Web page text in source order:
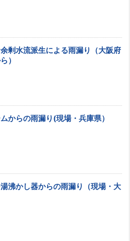
剰水流派生による雨漏り（大阪府
）
からの雨漏り(現場・兵庫県）
沸かし器からの雨漏り（現場・大